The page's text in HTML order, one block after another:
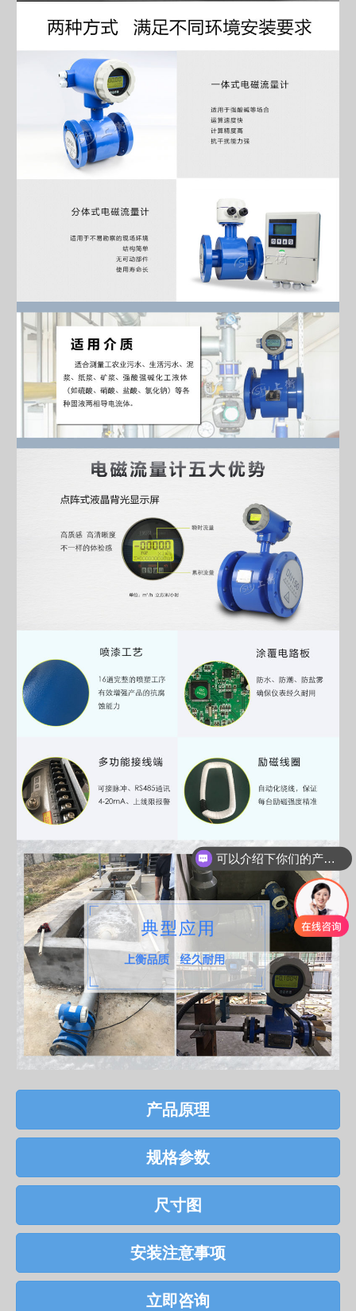
产品原理
规格参数
尺寸图
安装注意事项
立即咨询
可以介绍下你们的产品么